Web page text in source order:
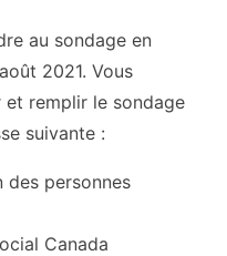
au sondage en
2021. Vous
remplir le sondage
suivante :
des personnes
Canada